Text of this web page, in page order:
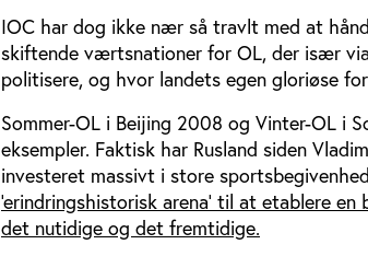
IOC har dog ikke nær så travlt med at
skiftende værtsnationer for OL, der især
politisere, og hvor landets egen gloriøse
Sommer-OL i Beijing 2008 og Vinter-OL i
eksempler. Faktisk har Rusland siden
investeret massivt i store
'erindringshistorisk arena' til at etablere
det nutidige og det fremtidige.